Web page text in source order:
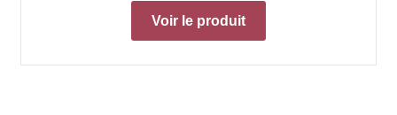
Voir le produit